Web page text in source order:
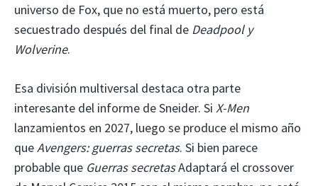
universo de Fox, que no está muerto, pero está
secuestrado después del final de Deadpool y
Wolverine.
Esa división multiversal destaca otra parte
interesante del informe de Sneider. Si X-Men
lanzamientos en 2027, luego se produce el mismo año
queAvengers: guerras secretas. Si bien parece
probable que Guerras secretasAdaptará el crossover